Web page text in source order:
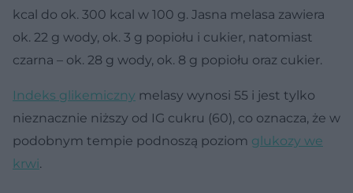
kcal do ok. 300 kcal w 100 g. Jasna melasa zawiera
ok. 22 g wody, ok. 3 g popiołu i cukier, natomiast
czarna – ok. 28 g wody, ok. 8 g popiołu oraz cukier.
Indeks glikemiczny melasy wynosi 55 i jest tylko
nieznacznie niższy od IG cukru (60), co oznacza, że w
podobnym tempie podnoszą poziom glukozy we
krwi.